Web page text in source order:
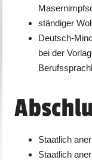
ständiger
Deutsch-
bei der
Staatlich
Staatlich